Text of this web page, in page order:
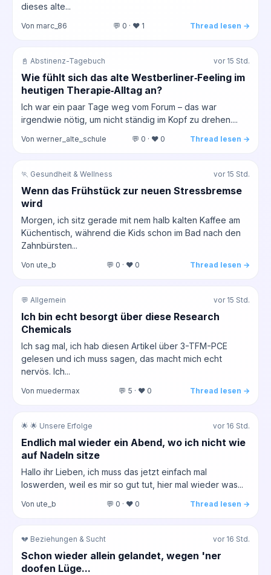
dieses alte...
Von marc_86 💬 0 · ❤️ 1 Thread lesen →
📓 Abstinenz-Tagebuch vor 15 Std.
Wie fühlt sich das alte Westberliner‑Feeling im
heutigen Therapie‑Alltag an?
Ich war ein paar Tage weg vom Forum – das war
irgendwie nötig, um nicht ständig im Kopf zu drehen....
Von werner_alte_schule 💬 0 · ❤️ 0 Thread lesen →
🏃 Gesundheit & Wellness vor 15 Std.
Wenn das Frühstück zur neuen Stressbremse
wird
Morgen, ich sitz gerade mit nem halb kalten Kaffee am
Küchentisch, während die Kids schon im Bad nach den
Zahnbürsten...
Von ute_b 💬 0 · ❤️ 0 Thread lesen →
💬 Allgemein vor 15 Std.
Ich bin echt besorgt über diese Research
Chemicals
Ich sag mal, ich hab diesen Artikel über 3-TFM-PCE
gelesen und ich muss sagen, das macht mich echt
nervös. Ich...
Von muedermax 💬 5 · ❤️ 0 Thread lesen →
🌟 🌟 Unsere Erfolge vor 16 Std.
Endlich mal wieder ein Abend, wo ich nicht wie
auf Nadeln sitze
Hallo ihr Lieben, ich muss das jetzt einfach mal
loswerden, weil es mir so gut tut, hier mal wieder was...
Von ute_b 💬 0 · ❤️ 0 Thread lesen →
💔 Beziehungen & Sucht vor 16 Std.
Schon wieder allein gelandet, wegen 'ner
doofen Lüge...